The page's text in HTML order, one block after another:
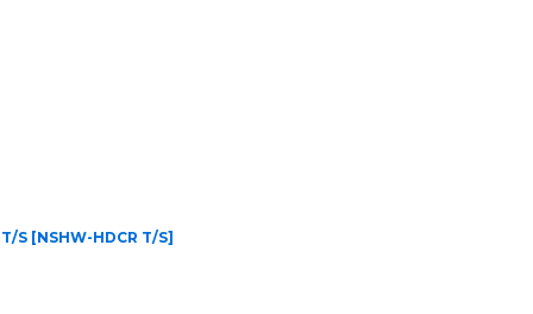
S [NSHW-HDCR T/S]